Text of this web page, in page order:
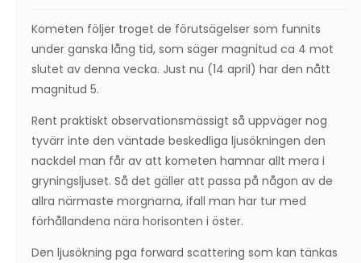
Kometen följer troget de förutsägelser som funnits
under ganska lång tid, som säger magnitud ca 4 mot
slutet av denna vecka. Just nu (14 april) har den nått
magnitud 5.
Rent praktiskt observationsmässigt så uppväger nog
tyvärr inte den väntade beskedliga ljusökningen den
nackdel man får av att kometen hamnar allt mera i
gryningsljuset. Så det gäller att passa på någon av de
allra närmaste morgnarna, ifall man har tur med
förhållandena nära horisonten i öster.
Den ljusökning pga forward scattering som kan tänkas